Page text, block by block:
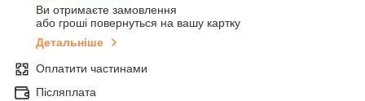
Ви отримаєте замовлення
або гроші повернуться на вашу картку
Детальніше
Оплатити частинами
Післяплата